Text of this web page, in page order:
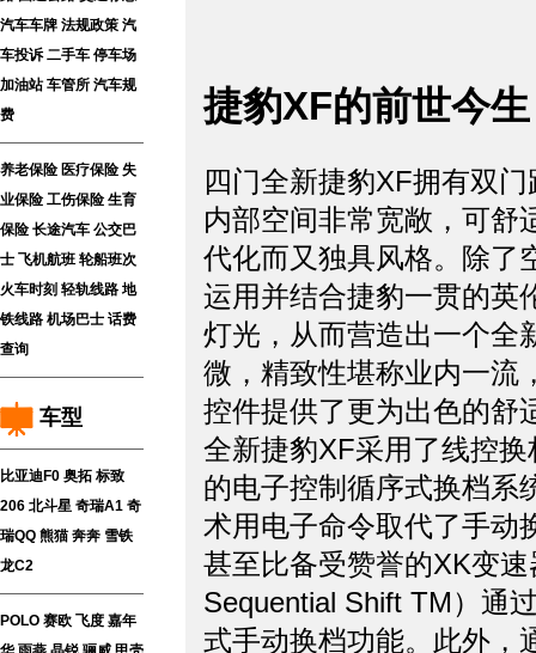
汽车车牌 法规政策 汽
车投诉 二手车 停车场
加油站 车管所 汽车规
费
养老保险 医疗保险 失
业保险 工伤保险 生育
保险 长途汽车 公交巴
士 飞机航班 轮船班次
火车时刻 轻轨线路 地
铁线路 机场巴士 话费
查询
车型
比亚迪F0 奥拓 标致
206 北斗星 奇瑞A1 奇
瑞QQ 熊猫 奔奔 雪铁
龙C2
POLO 赛欧 飞度 嘉年
捷豹XF的前世今生
四门全新捷豹XF拥有双
内部空间非常宽敞，可舒
代化而又独具风格。除了
运用并结合捷豹一贯的英
灯光，从而营造出一个全
微，精致性堪称业内一流
控件提供了更为出色的舒
全新捷豹XF采用了线控
的电子控制循序式换档系
术用电子命令取代了手
甚至比备受赞誉的XK变
Sequential Shift TM）通
式手动换档功能。此外，